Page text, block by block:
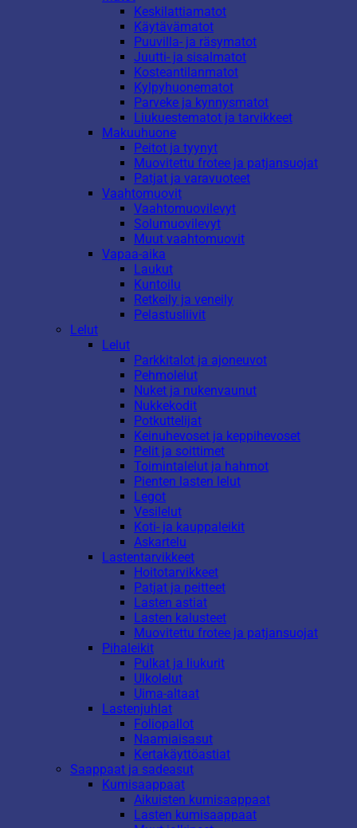
Keskilattiamatot
Käytävämatot
Puuvilla- ja räsymatot
Juutti- ja sisalmatot
Kosteantilanmatot
Kylpyhuonematot
Parveke ja kynnysmatot
Liukuestematot ja tarvikkeet
Makuuhuone
Peitot ja tyynyt
Muovitettu frotee ja patjansuojat
Patjat ja varavuoteet
Vaahtomuovit
Vaahtomuovilevyt
Solumuovilevyt
Muut vaahtomuovit
Vapaa-aika
Laukut
Kuntoilu
Retkeily ja veneily
Pelastusliivit
Lelut
Lelut
Parkkitalot ja ajoneuvot
Pehmolelut
Nuket ja nukenvaunut
Nukkekodit
Potkuttelijat
Keinuhevoset ja keppihevoset
Pelit ja soittimet
Toimintalelut ja hahmot
Pienten lasten lelut
Legot
Vesilelut
Koti- ja kauppaleikit
Askartelu
Lastentarvikkeet
Hoitotarvikkeet
Patjat ja peitteet
Lasten astiat
Lasten kalusteet
Muovitettu frotee ja patjansuojat
Pihaleikit
Pulkat ja liukurit
Ulkolelut
Uima-altaat
Lastenjuhlat
Foliopallot
Naamiaisasut
Kertakäyttöastiat
Saappaat ja sadeasut
Kumisaappaat
Aikuisten kumisaappaat
Lasten kumisaappaat